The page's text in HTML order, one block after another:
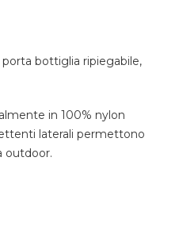
porta bottiglia ripiegabile,
in 100% nylon
laterali permettono
outdoor.